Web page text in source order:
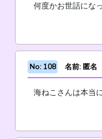
何度かお世話にな
No: 108 名前: 匿名
海ねこさんは本当